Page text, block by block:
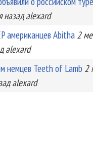
назад alexard
американцев Abitha 2
alexard
немцев Teeth of Lamb 2
alexard